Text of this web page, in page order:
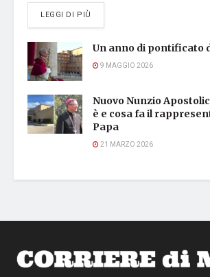
LEGGI DI PIÙ
Un anno di pontificato
9 MAGGIO 2026
Nuovo Nunzio
è e cosa fa il
Papa
21 MARZO 2026